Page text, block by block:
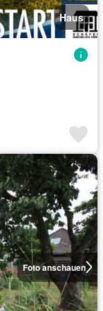
Haus
Foto anschauen